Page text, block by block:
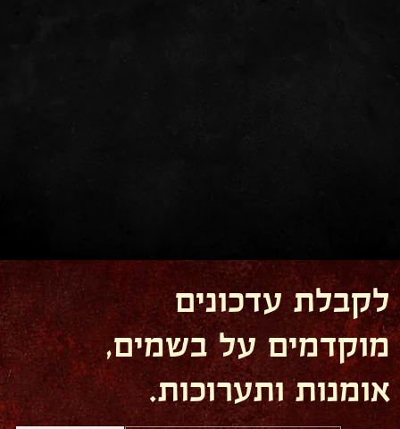
לקבלת עדכונים
מוקדמים על בשמים,
אומנות ותערוכות.